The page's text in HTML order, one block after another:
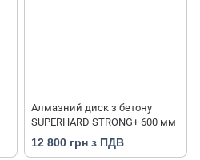
Алмазний диск з бетону
SUPERHARD STRONG+ 600 мм
12 800 грн з ПДВ